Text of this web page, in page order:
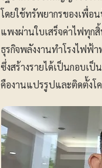
โดยใช้ทรัพยากรของเพื่อ
แพงผ่านใบเสร็จค่าไฟทุก
ธุรกิจพลังงานทำโรงไฟฟ้
ซึ่งสร้างรายได้เป็นกอบเ
คืองานแปรรูปและติดตั้งโ